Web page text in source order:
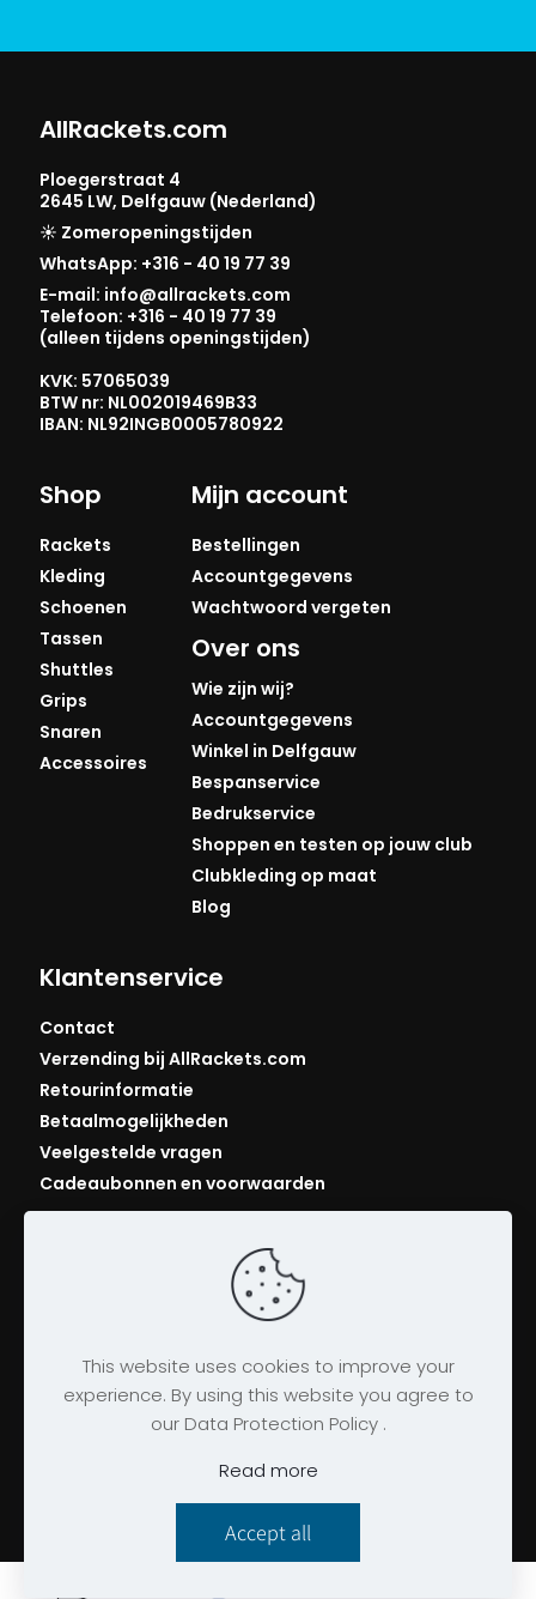
AllRackets.com
Ploegerstraat 4
2645 LW, Delfgauw (Nederland)
☀️ Zomeropeningstijden
WhatsApp: +316 - 40 19 77 39
E-mail: info@allrackets.com
Telefoon: +316 - 40 19 77 39
(alleen tijdens openingstijden)
KVK: 57065039
BTW nr: NL002019469B33
IBAN: NL92INGB0005780922
Shop
Rackets
Kleding
Schoenen
Tassen
Shuttles
Grips
Snaren
Accessoires
Mijn account
Bestellingen
Accountgegevens
Wachtwoord vergeten
Over ons
Wie zijn wij?
Accountgegevens
Winkel in Delfgauw
Bespanservice
Bedrukservice
Shoppen en testen op jouw club
Clubkleding op maat
Blog
Klantenservice
Contact
Verzending bij AllRackets.com
Retourinformatie
Betaalmogelijkheden
Veelgestelde vragen
Cadeaubonnen en voorwaarden
© 2026 AllRackets.com
Website gemaakt door
This website uses cookies to improve your
experience. By using this website you agree to
our Data Protection Policy .
Read more
Accept all